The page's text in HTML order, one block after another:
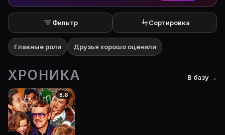
Фильтр Сортировка
Главные роли Друзья хорошо оценили
ХРОНИКА В базу →
8.6